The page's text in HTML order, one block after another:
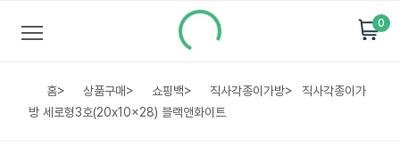
0
홈> 상품구매> 쇼핑백> 직사각종이가방>
직사각종이가
방 세로형3호(20x10x28) 블랙앤화이트